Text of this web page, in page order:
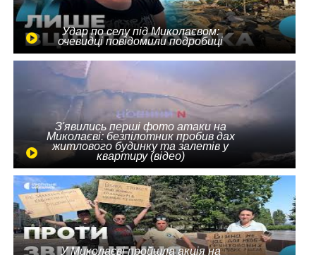
Удар по селу під Миколаєвом:
очевидці повідомили подробиці
З'явились перші фото атаки на
Миколаєві: безпілотник пробив дах
житлового будинку та залетів у
квартиру (відео)
У Миколаєві пройшла акція на